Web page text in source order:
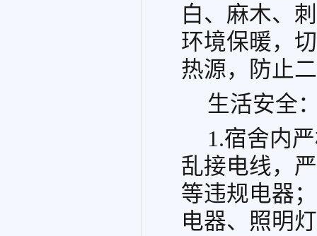
白、麻木、
环境保暖，
热源，防止
生活安全
1.宿舍内
乱接电线，
等违规电器
电器、照明